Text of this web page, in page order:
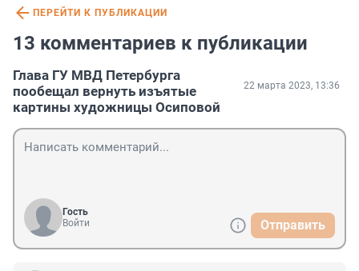
ПЕРЕЙТИ К ПУБЛИКАЦИИ
13 комментариев к публикации
Глава ГУ МВД Петербурга
пообещал вернуть изъятые
картины художницы Осиповой
22 марта 2023, 13:36
Гость
Войти
Отправить